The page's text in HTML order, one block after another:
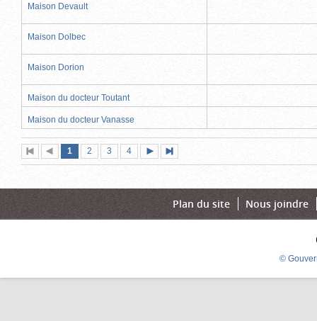
Maison Devault
Maison Dolbec
Maison Dorion
Maison du docteur Toutant
Maison du docteur Vanasse
Première
page
Page
précédente
Page
1 (page
actuelle)
Page
2 Page
3 Page
4
suivante
page
Plan du site Nous joindre
©